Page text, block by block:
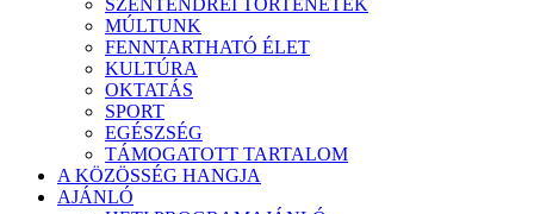
SZENTENDREI TÖRTÉNETEK
MÚLTUNK
FENNTARTHATÓ ÉLET
KULTÚRA
OKTATÁS
SPORT
EGÉSZSÉG
TÁMOGATOTT TARTALOM
A KÖZÖSSÉG HANGJA
AJÁNLÓ